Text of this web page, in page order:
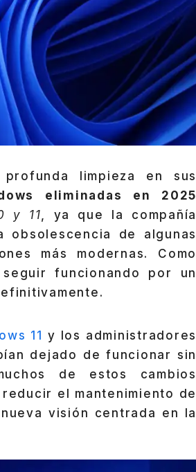
limpieza en sus
eliminadas en 2025
y 11, ya que la compañía
obsolescencia de algunas
más modernas. Como
funcionando por un
11 y los administradores
dejado de funcionar sin
de estos cambios
el mantenimiento de
visión centrada en la